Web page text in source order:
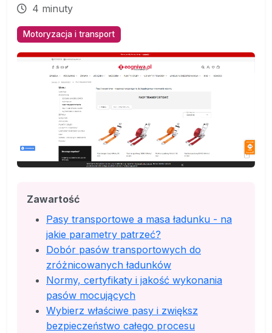
4 minuty
Motoryzacja i transport
Zawartość
Pasy transportowe a masa ładunku - na
jakie parametry patrzeć?
Dobór pasów transportowych do
zróżnicowanych ładunków
Normy, certyfikaty i jakość wykonania
pasów mocujących
Wybierz właściwe pasy i zwiększ
bezpieczeństwo całego procesu